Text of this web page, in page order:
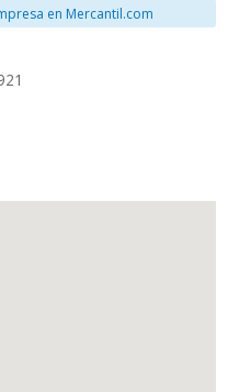
en Mercantil.com